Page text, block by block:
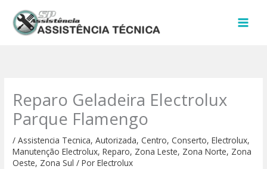
para
Reparo Geladeira Electrolux
Parque Flamengo
/Assistencia Tecnica,Autorizada,Centro,Conserto,Electrolux,
Manutenção Electrolux,Reparo, Zona Leste, Zona Norte, Zona
Oeste, Zona Sul / PorElectrolux